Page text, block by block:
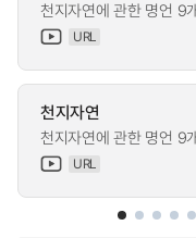
천지자연에 관한 명언 9
URL
천지자연
천지자연에 관한 명언 9
URL